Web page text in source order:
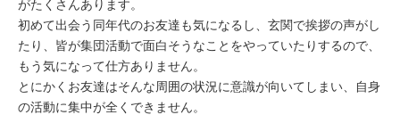
がたくさんあります。
初めて出会う同年代のお友達も気になるし、玄関で挨拶の声がし
たり、皆が集団活動で面白そうなことをやっていたりするので、
もう気になって仕方ありません。
とにかくお友達はそんな周囲の状況に意識が向いてしまい、自身
の活動に集中が全くできません。